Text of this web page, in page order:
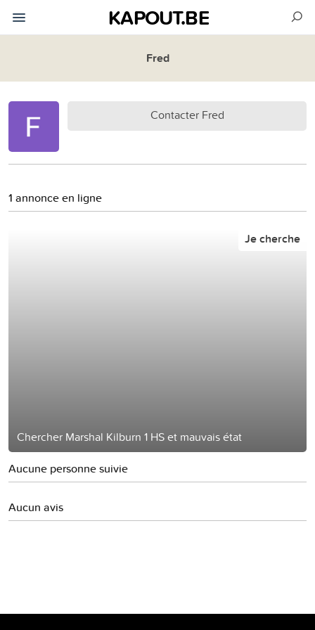
KAPOUT.BE
Fred
Contacter Fred
1 annonce en ligne
Chercher Marshal Kilburn 1 HS et mauvais état
Je cherche
Aucune personne suivie
Aucun avis